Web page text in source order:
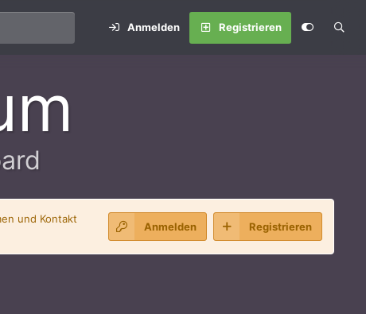
Anmelden Registrieren
und Kontakt
Anmelden Registrieren